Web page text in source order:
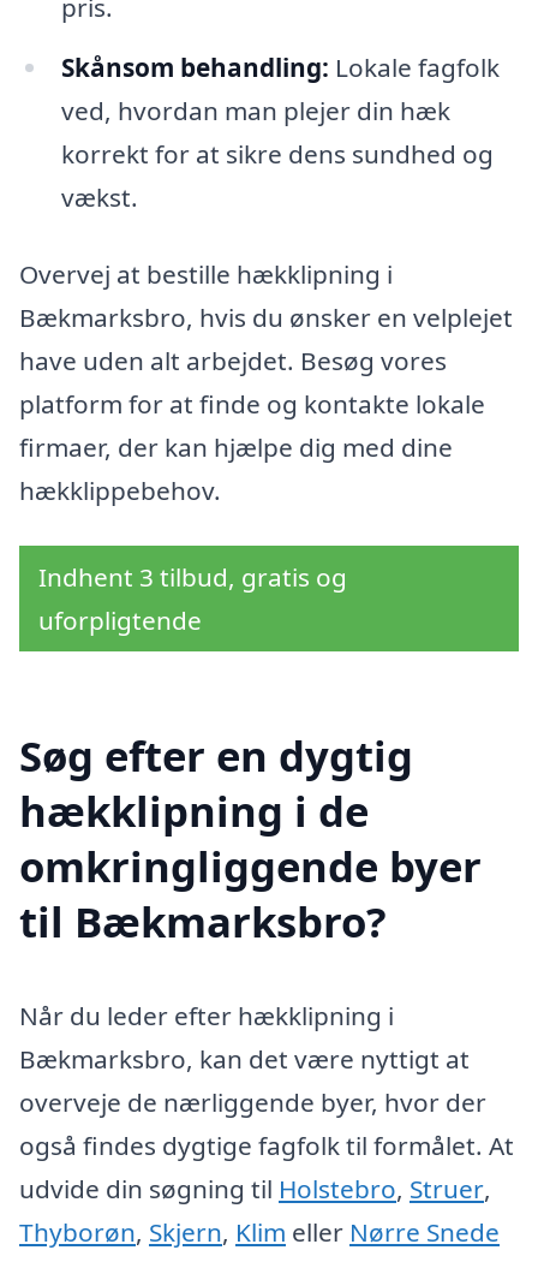
pris.
Skånsom behandling: Lokale fagfolk
ved, hvordan man plejer din hæk
korrekt for at sikre dens sundhed og
vækst.
Overvej at bestille hækklipning i
Bækmarksbro, hvis du ønsker en velplejet
have uden alt arbejdet. Besøg vores
platform for at finde og kontakte lokale
firmaer, der kan hjælpe dig med dine
hækklippebehov.
Indhent 3 tilbud, gratis og
uforpligtende
Søg efter en dygtig
hækklipning i de
omkringliggende byer
til Bækmarksbro?
Når du leder efter hækklipning i
Bækmarksbro, kan det være nyttigt at
overveje de nærliggende byer, hvor der
også findes dygtige fagfolk til formålet. At
udvide din søgning til Holstebro, Struer,
Thyborøn, Skjern, Klim eller Nørre Snede